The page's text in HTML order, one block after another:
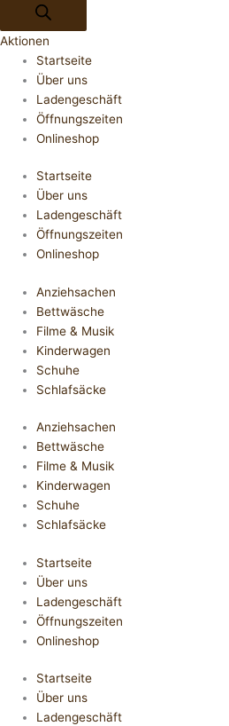
Aktionen
Startseite
Über uns
Ladengeschäft
Öffnungszeiten
Onlineshop
Startseite
Über uns
Ladengeschäft
Öffnungszeiten
Onlineshop
Anziehsachen
Bettwäsche
Filme & Musik
Kinderwagen
Schuhe
Schlafsäcke
Anziehsachen
Bettwäsche
Filme & Musik
Kinderwagen
Schuhe
Schlafsäcke
Startseite
Über uns
Ladengeschäft
Öffnungszeiten
Onlineshop
Startseite
Über uns
Ladengeschäft